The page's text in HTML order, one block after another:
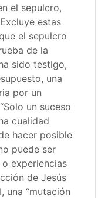
el sepulcro,
estas
el sepulcro
de la
sido testigo,
una
por un
un suceso
cualidad
hacer posible
puede ser
experiencias
de Jesús
una “mutación